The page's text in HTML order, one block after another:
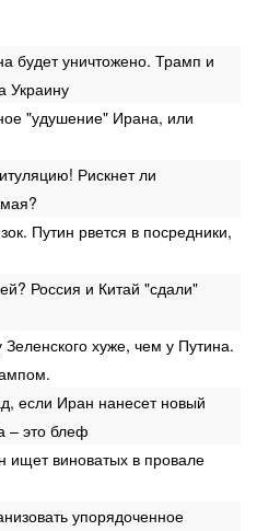
будет уничтожено. Трамп и
Украину
"удушение" Ирана, или
Рискнет ли
Путин рвется в посредники,
Россия и Китай "сдали"
хуже, чем у Путина.
если Иран нанесет новый
– это блеф
ищет виноватых в провале
упорядоченное